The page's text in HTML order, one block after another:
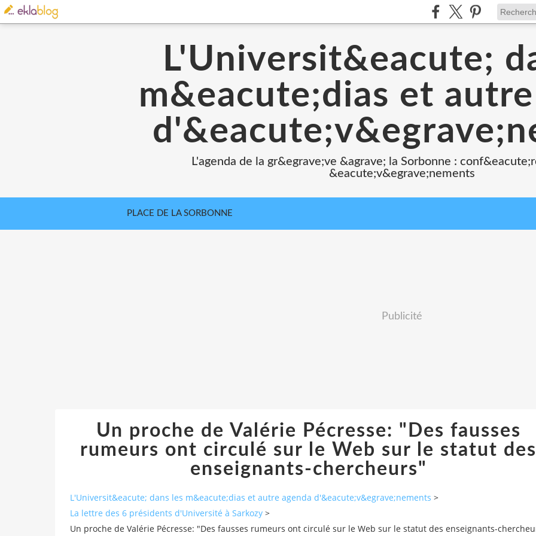
L'Universit&eacute;
m&eacute;dias et
L'agenda de la gr&egrave;ve &agrave; la Sorbonne :
&eacute;v&egrave;nements
PLACE DE LA SORBONNE
Publicité
Un proche de Valérie Pécresse: "Des fausses
rumeurs ont circulé sur le Web sur le statut des
enseignants-chercheurs"
L'Universit&eacute; dans les m&eacute;dias et autre agenda d'&eacute;v&egrave;nements >
La lettre des 6 présidents d'Université à Sarkozy >
Un proche de Valérie Pécresse: "Des fausses rumeurs ont circulé sur le Web sur le statut des enseignants-